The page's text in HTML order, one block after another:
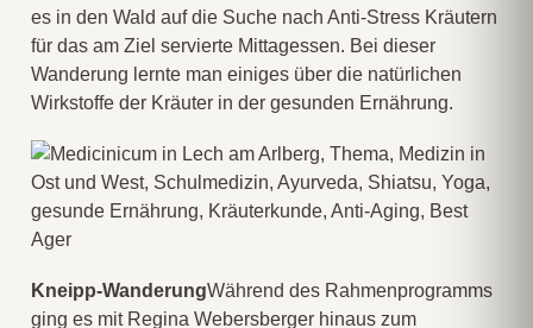
es in den Wald auf die Suche nach Anti-Stress Kräutern
für das am Ziel servierte Mittagessen. Bei dieser
Wanderung lernte man einiges über die natürlichen
Wirkstoffe der Kräuter in der gesunden Ernährung.
Kneipp-WanderungWährend des Rahmenprogramms
ging es mit Regina Webersberger hinaus zum